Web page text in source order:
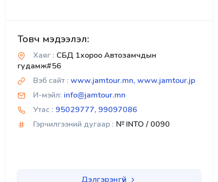
Товч мэдээлэл:
Хаяг : СБД 1хороо Автозамчдын
гудамж#56
Вэб сайт : www.jamtour.mn, www.jamtour.jp
И-мэйл: info@jamtour.mn
Утас : 95029777, 99097086
Гэрчилгээний дугаар : № INTO / 0090
Дэлгэрэнгүй